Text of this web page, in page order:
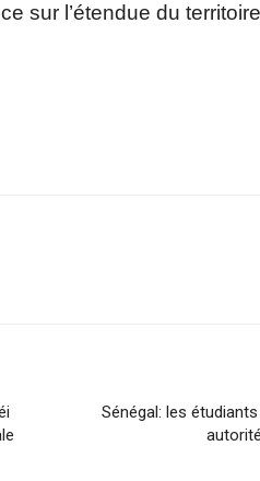
sur l’étendue du
Sénégal: les